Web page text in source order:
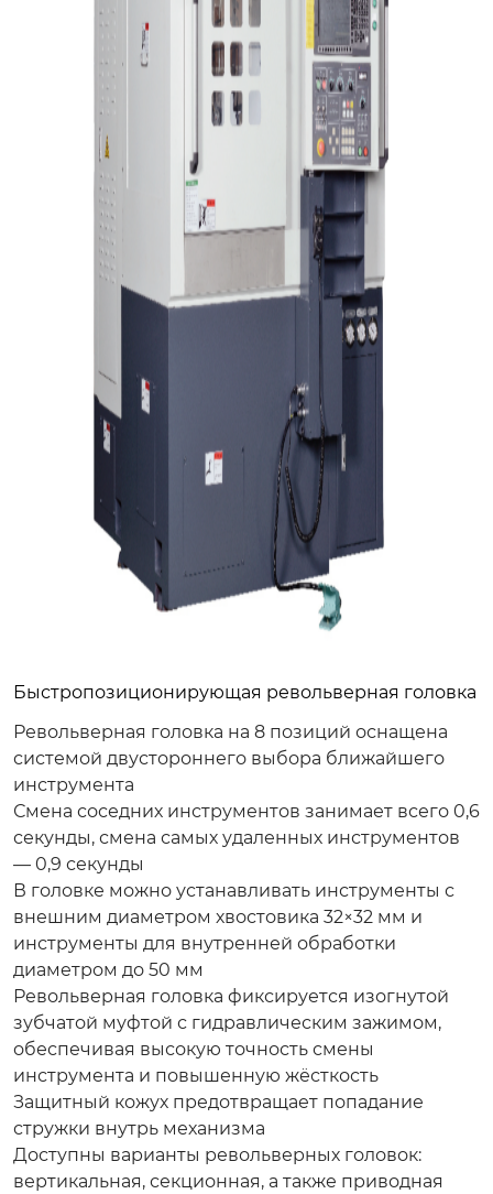
Быстропозиционирующая револьверная головка
Револьверная головка на 8 позиций оснащена
системой двустороннего выбора ближайшего
инструмента
Смена соседних инструментов занимает всего 0,6
секунды, смена самых удаленных инструментов
— 0,9 секунды
В головке можно устанавливать инструменты с
внешним диаметром хвостовика 32×32 мм и
инструменты для внутренней обработки
диаметром до 50 мм
Револьверная головка фиксируется изогнутой
зубчатой муфтой с гидравлическим зажимом,
обеспечивая высокую точность смены
инструмента и повышенную жёсткость
Защитный кожух предотвращает попадание
стружки внутрь механизма
Доступны варианты револьверных головок:
вертикальная, секционная, а также приводная